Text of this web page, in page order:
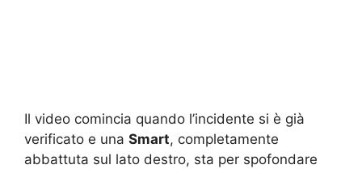
Il video comincia quando l’incidente si è già
verificato e una Smart, completamente
abbattuta sul lato destro, sta per spofondare